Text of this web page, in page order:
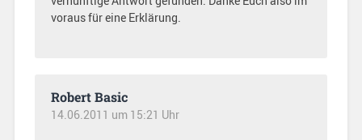
voraus für eine Erklärung.
Robert Basic
14.06.2011 um 15:21 Uhr